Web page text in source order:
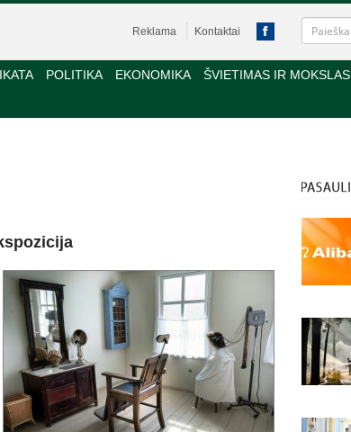
Reklama Kontaktai
POLITIKA EKONOMIKA ŠVIETIMAS IR MOKSLAS